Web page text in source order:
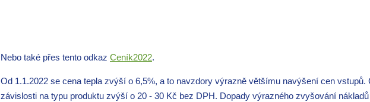
Nebo také přes tento odkaz Ceník2022.
Od 1.1.2022 se cena tepla zvýší o 6,5%, a to navzdory výrazně většímu navýšení cen vstupů.
závislosti na typu produktu zvýší o 20 - 30 Kč bez DPH. Dopady výrazného zvyšování